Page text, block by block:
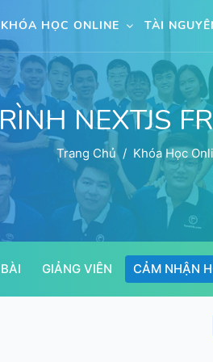
KHÓA HỌC ONLINE TÀI
NEXTJS
Trang Chủ Khóa Học
GIẢNG VIÊN CẢM NHẬN